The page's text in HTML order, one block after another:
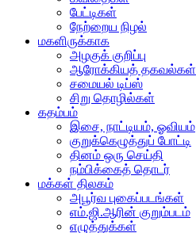
பேட்டிகள்
நேற்றைய நிழல்
மகளிருக்காக
அழகுக் குறிப்பு
ஆரோக்கியத் தகவல்கள்
சமையல் டிப்ஸ்
சிறு தொழில்கள்
கதம்பம்
இசை, நாட்டியம், ஓவியம்
குறுக்கெழுத்துப் போட்டி
தினம் ஒரு செய்தி
நம்பிக்கைத் தொடர்
மக்கள் திலகம்
அபூர்வ புகைப்படங்கள்
எம்.ஜி.ஆரின் குறும்படம்
எழுத்துக்கள்